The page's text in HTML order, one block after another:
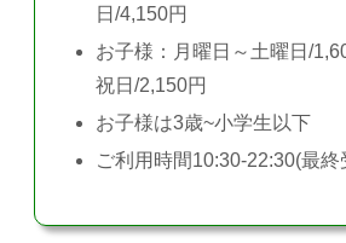
日/4,150円
お子様：月曜日～土曜日/
祝日/2,150円
お子様は3歳~小学生以下
ご利用時間10:30-22:30(最終